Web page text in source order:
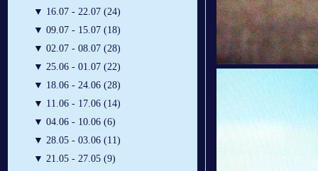
▼ 16.07 - 22.07 (24)
▼ 09.07 - 15.07 (18)
▼ 02.07 - 08.07 (28)
▼ 25.06 - 01.07 (22)
▼ 18.06 - 24.06 (28)
▼ 11.06 - 17.06 (14)
▼ 04.06 - 10.06 (6)
▼ 28.05 - 03.06 (11)
▼ 21.05 - 27.05 (9)